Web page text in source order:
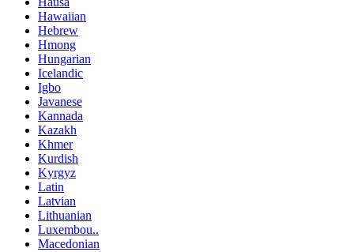
Hawaiian
Hebrew
Hmong
Hungarian
Icelandic
Igbo
Javanese
Kannada
Kazakh
Khmer
Kurdish
Kyrgyz
Latin
Latvian
Lithuanian
Luxembou..
Macedonian